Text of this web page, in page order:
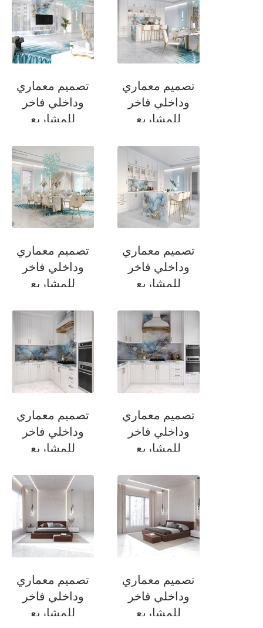
تصميم معماري
وداخلي فاخر
للمشاريع
منطقة معيشة العائلة
تصميم معماري
وداخلي فاخر
للمشاريع
تصميم معماري
وداخلي فاخر
للمشاريع
منطقة طاولة الطعام
تصميم معماري
وداخلي فاخر
للمشاريع
مطبخ
تصميم معماري
وداخلي فاخر
للمشاريع
المطبخ الحار
تصميم معماري
وداخلي فاخر
للمشاريع
المطبخ الحار
تصميم معماري
وداخلي فاخر
للمشاريع
تصميم معماري
وداخلي فاخر
للمشاريع